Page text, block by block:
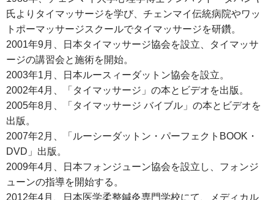
氏よりタイマッサージを学び、チェンマイ伝統病院やワッ
トポーマッサージスクールでタイマッサージを研鑽。
2001年9月、日本タイマッサージ協会を設立、タイマッサ
ージの講習会と施術を開始。
2003年1月、日本ルースィーダットン協会を設立。
2002年4月、「タイマッサージ」の本とビデオを出版。
2005年8月、「タイマッサージ バイブル」の本とビデオを
出版。
2007年2月、「ルーシーダットン・パーフェクトBOOK・
DVD」出版。
2009年4月、日本フォンジューン協会を設立し、フォンジ
ューンの指導を開始する。
2012年4月、日本医学柔整鍼灸専門学校にて、メディカル